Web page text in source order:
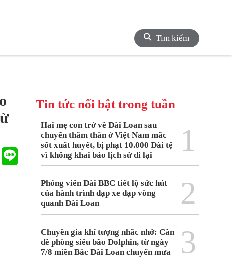
Tìm kiếm
Tin tức nổi bật trong tuần
Hai mẹ con trở về Đài Loan sau
chuyến thăm thân ở Việt Nam mắc
sốt xuất huyết, bị phạt 10.000 Đài tệ
vì không khai báo lịch sử đi lại
1
Phóng viên Đài BBC tiết lộ sức hút
của hành trình đạp xe đạp vòng
quanh Đài Loan
2
Chuyên gia khí tượng nhắc nhở: Cần
đề phòng siêu bão Dolphin, từ ngày
7/8 miền Bắc Đài Loan chuyển mưa
3